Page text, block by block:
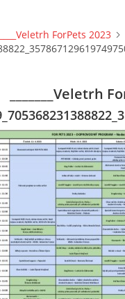
ForPets 2023
_______Veletrh